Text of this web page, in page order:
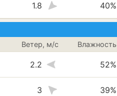
1.8 40%
Ветер, м/с Влажность
2.2 52%
3 39%